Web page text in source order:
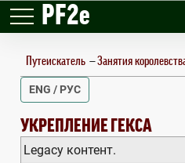
PF2e
Путеискатель —Занятия
ENG / РУС
УКРЕПЛЕНИЕ ГЕКСА
FORTIFY HEX
Legacy контент.